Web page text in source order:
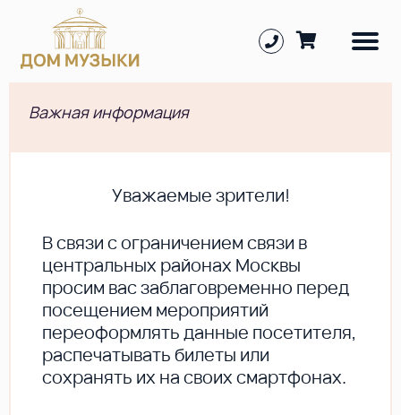
Важная информация
Уважаемые зрители!
В cвязи с ограничением связи в
центральных районах Москвы
просим вас заблаговременно перед
посещением мероприятий
переоформлять данные посетителя,
распечатывать билеты или
сохранять их на своих смартфонах.